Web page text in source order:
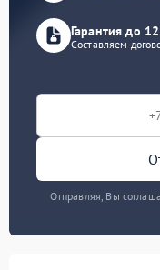
Гарантия до
Составляем
Отправляя, Вы